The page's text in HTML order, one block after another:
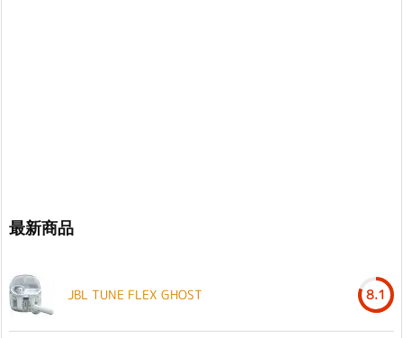
最新商品
JBL TUNE FLEX GHOST 8.1